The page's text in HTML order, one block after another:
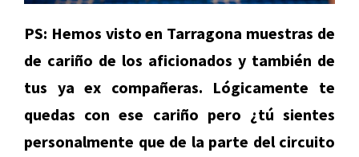
PS: Hemos visto en Tarragona muestras de
de cariño de los aficionados y también de
tus ya ex compañeras. Lógicamente te
quedas con ese cariño pero ¿tú sientes
personalmente que de la parte del circuito